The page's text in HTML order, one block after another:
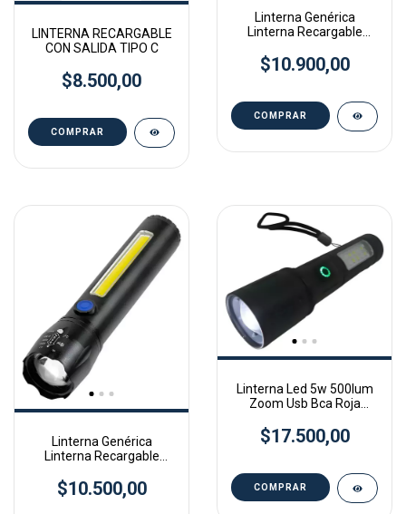
LINTERNA RECARGABLE
CON SALIDA TIPO C
$8.500,00
Linterna Genérica
Linterna Recargable
Eme Fría Negra
$10.900,00
Linterna Genérica
Linterna Recargable
Fría Negro
$10.500,00
Linterna Led 5w 500lum
Zoom Usb Bca Roja
$17.500,00